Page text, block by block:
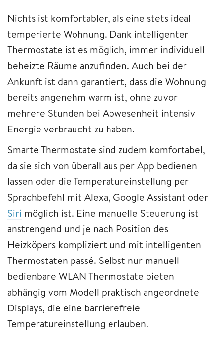
Nichts ist komfortabler, als eine stets ideal
temperierte Wohnung. Dank intelligenter
Thermostate ist es möglich, immer individuell
beheizte Räume anzufinden. Auch bei der
Ankunft ist dann garantiert, dass die Wohnung
bereits angenehm warm ist, ohne zuvor
mehrere Stunden bei Abwesenheit intensiv
Energie verbraucht zu haben.
Smarte Thermostate sind zudem komfortabel,
da sie sich von überall aus per App bedienen
lassen oder die Temperatureinstellung per
Sprachbefehl mit Alexa, Google Assistant oder
Siri möglich ist. Eine manuelle Steuerung ist
anstrengend und je nach Position des
Heizköpers kompliziert und mit intelligenten
Thermostaten passé. Selbst nur manuell
bedienbare WLAN Thermostate bieten
abhängig vom Modell praktisch angeordnete
Displays, die eine barrierefreie
Temperatureinstellung erlauben.